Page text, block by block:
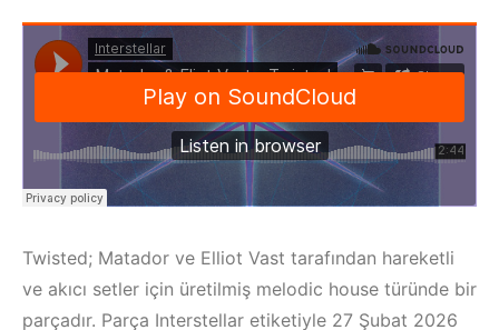
Twisted; Matador ve Elliot Vast tarafından hareketli
ve akıcı setler için üretilmiş melodic house türünde bir
parçadır. Parça Interstellar etiketiyle 27 Şubat 2026